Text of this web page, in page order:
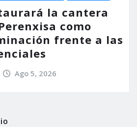
la cantera
como
frente a las
Ago 5, 2026